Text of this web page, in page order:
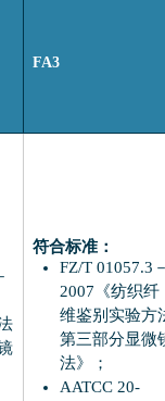
FA3
符合标准：
FZ/T 01057.3
2007《纺织纤
维鉴别实验方
第三部分显微
法》；
AATCC 20-